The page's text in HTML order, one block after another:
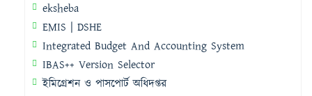
eksheba
EMIS | DSHE
Integrated Budget And Accounting System
IBAS++ Version Selector
ইমিগ্রেশন ও পাসপোর্ট অধিদপ্তর